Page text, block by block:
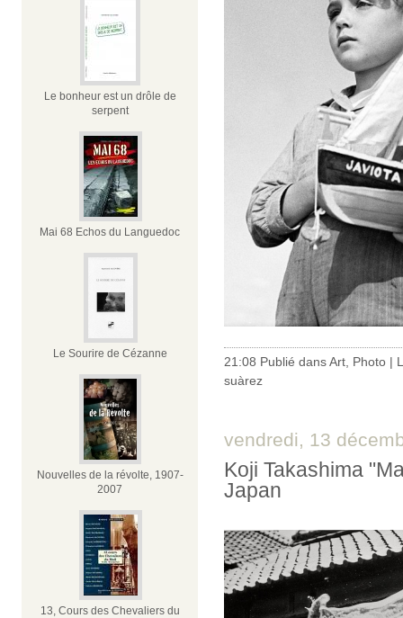
Le bonheur est un drôle de
serpent
Mai 68 Echos du Languedoc
Le Sourire de Cézanne
Nouvelles de la révolte, 1907-
2007
13, Cours des Chevaliers du
21:08 Publié dansArt, Photo |
suàrez
vendredi, 13
Koji Takashima
Japan